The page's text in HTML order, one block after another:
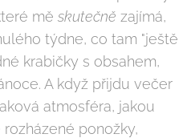
mě skutečně zajímá,
týdne, co tam "ještě
krabičky s obsahem,
A když přijdu večer
atmosféra, jakou
ponožky,